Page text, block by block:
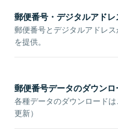
郵便番号・デジタルアド
郵便番号とデジタルアドレ
を提供。
郵便番号データのダウンロ
各種データのダウンロード
更新）